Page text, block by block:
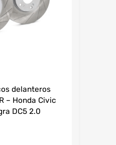
delanteros
– Honda Civic
DC5 2.0